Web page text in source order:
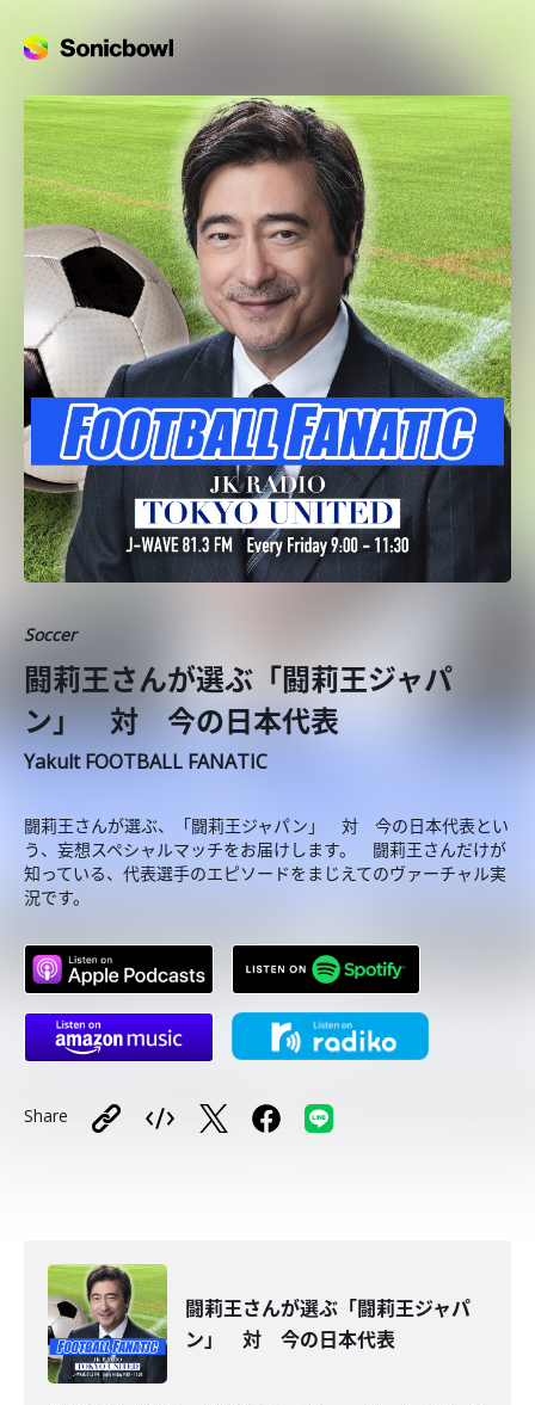
Soccer
闘莉王さんが選ぶ「闘莉王ジャパ
ン」 対 今の日本代表
Yakult FOOTBALL FANATIC
闘莉王さんが選ぶ、「闘莉王ジャパン」 対 今の日本代表とい
う、妄想スペシャルマッチをお届けします。 闘莉王さんだけが
知っている、代表選手のエピソードをまじえてのヴァーチャル実
況です。
Share
闘莉王さんが選ぶ「闘莉王ジャパ
ン」 対 今の日本代表